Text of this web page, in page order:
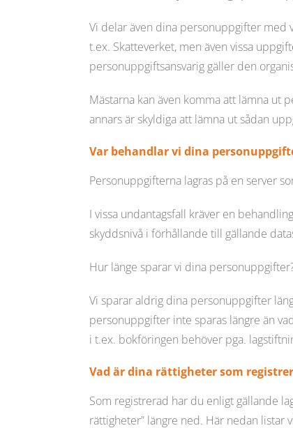
Vi delar även dina personuppgifter med
t.ex. Skatteverket, men även vissa
personuppgiftsansvarig gäller den
Mästarna kan även komma att lämna
annars är skyldiga att lämna ut sådan
Var behandlar vi dina
Personuppgifterna lagras på en server
I vissa undantagsfall kräver en
skyddsnivå i förhållande till gällande
Hur länge sparar vi dina
Vi sparar aldrig dina personuppgifter
personuppgifter inte sparas längre än
i t.ex. bokföringen behöver pga.
Vad är dina rättigheter som
Som registrerad har du enligt gällande
rättigheter” längre ned. Här nedan listar